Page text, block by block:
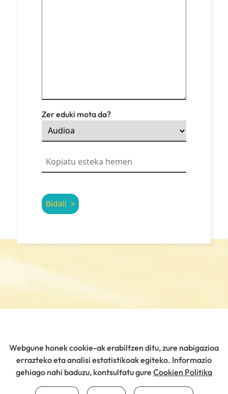
Zer eduki mota da?
Webgune honek cookie-ak erabiltzen ditu, zure nabigazioa
errazteko eta analisi estatistikoak egiteko. Informazio
gehiago nahi baduzu, kontsultatu gure Cookien Politika